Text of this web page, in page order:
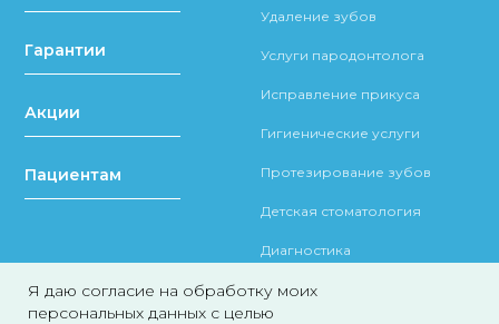
Контакты
Детская стоматология
Акции
Исправление прикуса
Удаление зубов
Диагностика
Пациентам
Гигиенические услуги
Гарантии Услуги пародонтолога
Протезирование зубов
Я даю согласие на обработку моих
персональных данных с целью